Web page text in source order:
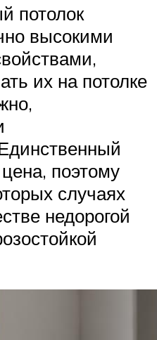
потолок
высокими
их на потолке
поэтому
случаях
недорогой